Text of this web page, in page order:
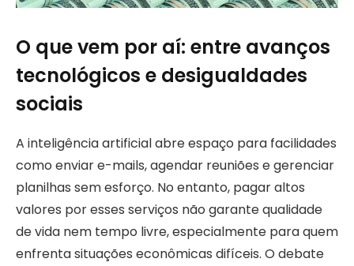
O que vem por aí: entre avanços
tecnológicos e desigualdades
sociais
A inteligência artificial abre espaço para facilidades
como enviar e-mails, agendar reuniões e gerenciar
planilhas sem esforço. No entanto, pagar altos
valores por esses serviços não garante qualidade
de vida nem tempo livre, especialmente para quem
enfrenta situações econômicas difíceis. O debate